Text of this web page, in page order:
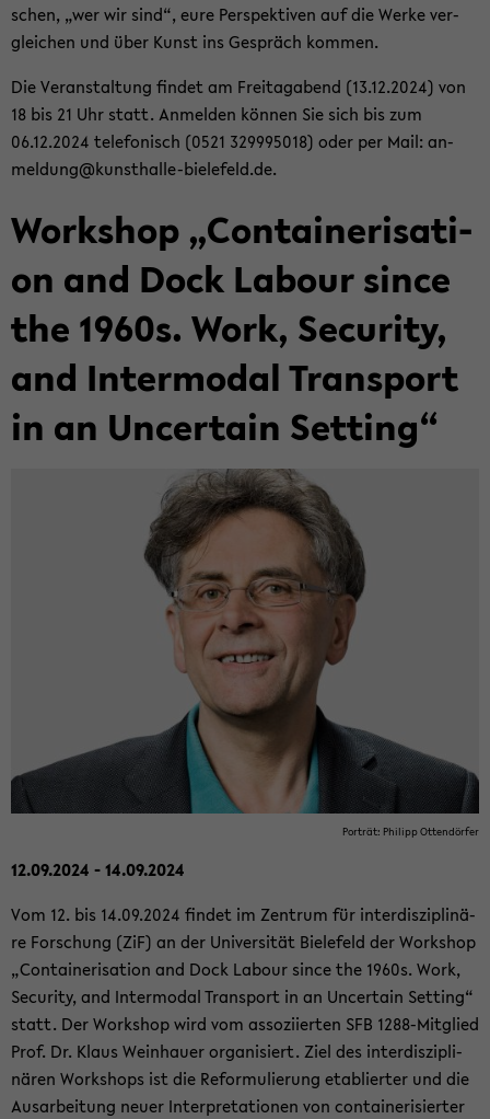
schen, „wer wir sind“, eure Per­spek­ti­ven auf die Werke ver­
glei­chen und über Kunst ins Ge­spräch kom­men.
Die Ver­an­stal­tung fin­det am Frei­tag­abend (13.12.2024) von
18 bis 21 Uhr statt. An­mel­den kön­nen Sie sich bis zum
06.12.2024 te­le­fo­nisch (0521 329995018) oder per Mail: an­
mel­dung@kunsthalle-​bielefeld.de.
Work­shop „Con­tai­ne­ri­sa­ti­
on and Dock La­bour since
the 1960s. Work, Se­cu­ri­ty,
and In­ter­mo­dal Trans­port
in an Un­cer­tain Set­ting“
Por­trät: Phil­ipp Ot­ten­dör­fer
12.09.2024 - 14.09.2024
Vom 12. bis 14.09.2024 fin­det im Zen­trum für in­ter­dis­zi­pli­nä­
re For­schung (ZiF) an der Uni­ver­si­tät Bie­le­feld der Work­shop
„Con­tai­ne­ri­sa­ti­on and Dock La­bour since the 1960s. Work,
Se­cu­ri­ty, and In­ter­mo­dal Trans­port in an Un­cer­tain Set­ting“
statt. Der Work­shop wird vom as­so­zi­ier­ten SFB 1288-​Mitglied
Prof. Dr. Klaus Wein­hau­er or­ga­ni­siert. Ziel des in­ter­dis­zi­pli­
nä­ren Work­shops ist die Re­for­mu­lie­rung eta­blier­ter und die
Aus­ar­bei­tung neuer In­ter­pre­ta­tio­nen von con­tai­ne­ri­sier­ter